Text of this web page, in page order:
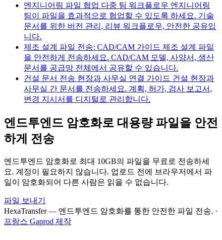
엔지니어링 파일 협업 다중 팀 워크플로우 엔지니어링
팀이 파일을 효과적으로 협업할 수 있도록 하세요. 기술
문서를 위한 버전 관리, 리뷰 워크플로우, 안전한 공유입
니다.
제조 설계 파일 전송: CAD/CAM 가이드 제조 설계 파일
을 안전하게 전송하세요. CAD/CAM 모델, 사양서, 생산
문서를 공급망 전체에서 공유할 수 있습니다.
건설 문서 전송 현장과 사무실 연결 가이드 건설 현장과
사무실 간 문서를 전송하세요. 계획, 허가, 검사 보고서,
변경 지시서를 디지털로 관리합니다.
엔드투엔드 암호화로 대용량 파일을 안전
하게 전송
엔드투엔드 암호화로 최대 10GB의 파일을 무료로 전송하세
요. 계정이 필요하지 않습니다. 업로드 전에 브라우저에서 파
일이 암호화되어 다른 사람은 읽을 수 없습니다.
파일 보내기
HexaTransfer — 엔드투엔드 암호화를 통한 안전한 파일 전송. ·
프랑스 Gaprod 제작